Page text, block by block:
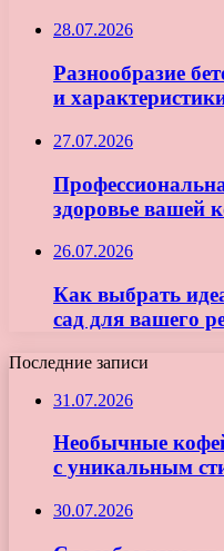
28.07.2026
Разнообразие
и
27.07.2026
здоровье вашей
26.07.2026
Как выбрать
сад для вашего
Последние записи
31.07.2026
Необычные
с уникальным
30.07.2026